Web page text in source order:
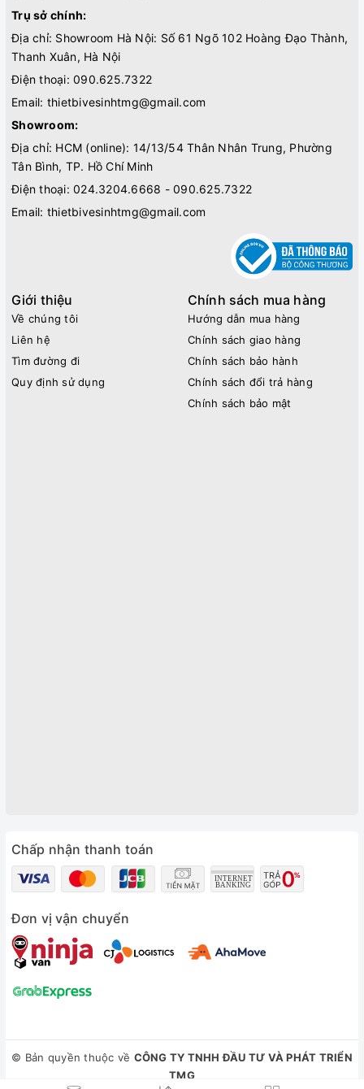
Trụ sở chính:
Địa chỉ: Showroom Hà Nội: Số 61 Ngõ 102 Hoàng Đạo Thành,
Thanh Xuân, Hà Nội
Điện thoại: 090.625.7322
Email: thietbivesinhtmg@gmail.com
Showroom:
Địa chỉ: HCM (online): 14/13/54 Thân Nhân Trung, Phường
Tân Bình, TP. Hồ Chí Minh
Điện thoại: 024.3204.6668 - 090.625.7322
Email: thietbivesinhtmg@gmail.com
Giới thiệu
Về chúng tôi
Liên hệ
Tìm đường đi
Quy định sử dụng
Chính sách mua hàng
Hướng dẫn mua hàng
Chính sách giao hàng
Chính sách bảo hành
Chính sách đổi trả hàng
Chính sách bảo mật
Chấp nhận thanh toán
Đơn vị vận chuyển
© Bản quyền thuộc về CÔNG TY TNHH ĐẦU TƯ VÀ PHÁT TRIỂN
TMG